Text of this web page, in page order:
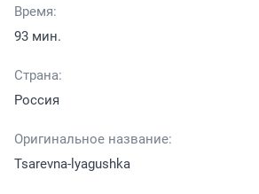
Время:
93 мин.
Страна:
Россия
Оригинальное название:
Tsarevna-lyagushka